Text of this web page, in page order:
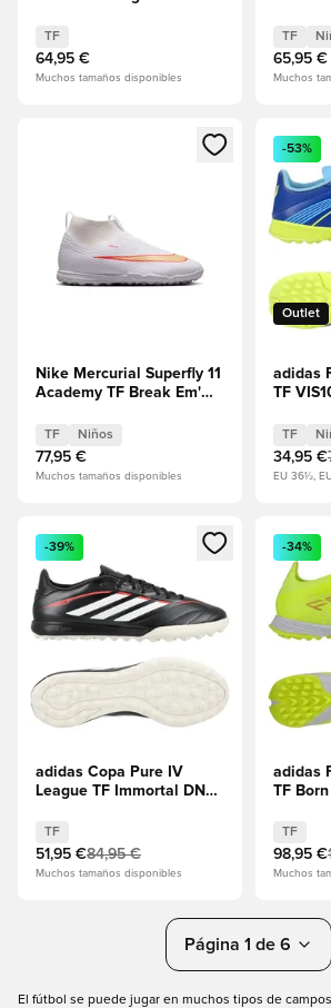
Burst/Icey Blue
TF
64,95 €
Muchos tamaños disponibles
TF
65,95 €
Muchos
Abre un modal para iniciar sesión o
Nike Mercurial Superfly 11
Academy TF Break Em'
TF Niños
77,95 €
Muchos tamaños disponibles
Abre
Outlet
-53%
adidas
TF
Blue
TF
34,95 €
EU 36½,
Abre un modal para iniciar sesión o
-39%
adidas Copa Pure IV
League TF Immortal DNA
TF
51,95 €84,95 €
Muchos tamaños disponibles
Abre
-34%
adidas
TF
Black/
TF
98,95 €
Muchos
Página 1 de 6
El fútbol se puede jugar en muchos tipos de